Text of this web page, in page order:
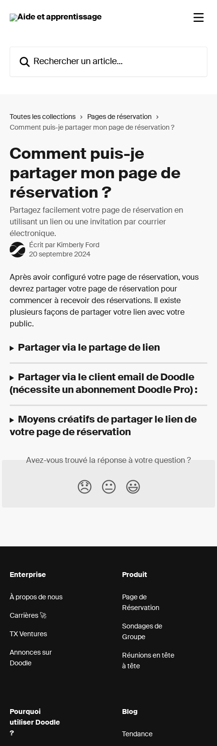
Toutes les collections
Pages de réservation
Comment puis-je partager mon page de réservation ?
Comment puis-je
partager mon page de
réservation ?
Partagez facilement votre page de réservation en
utilisant un lien ou une invitation par courrier
électronique.
Écrit par Kimberly Ford
20 septembre 2024
Après avoir configuré votre page de réservation, vous
devrez partager votre page de réservation pour
commencer à recevoir des réservations. Il existe
plusieurs façons de partager votre lien avec votre
public.
Partager via le partage de lien
Partager via le client email de Doodle
(nécessite un abonnement Doodle Pro) :
Moyens créatifs de partager le lien de
votre page de réservation
Avez-vous trouvé la réponse à votre question ?
😞 😐 😃
Enterprise
À propos de nous
Carrières 🚀
TX Ventures
Annonces sur
Doodle
Produit
Page de
Réservation
Sondages de
Groupe
Réunions en tête
à tête
Pourquoi
utiliser Doodle
?
Blog
Tendance